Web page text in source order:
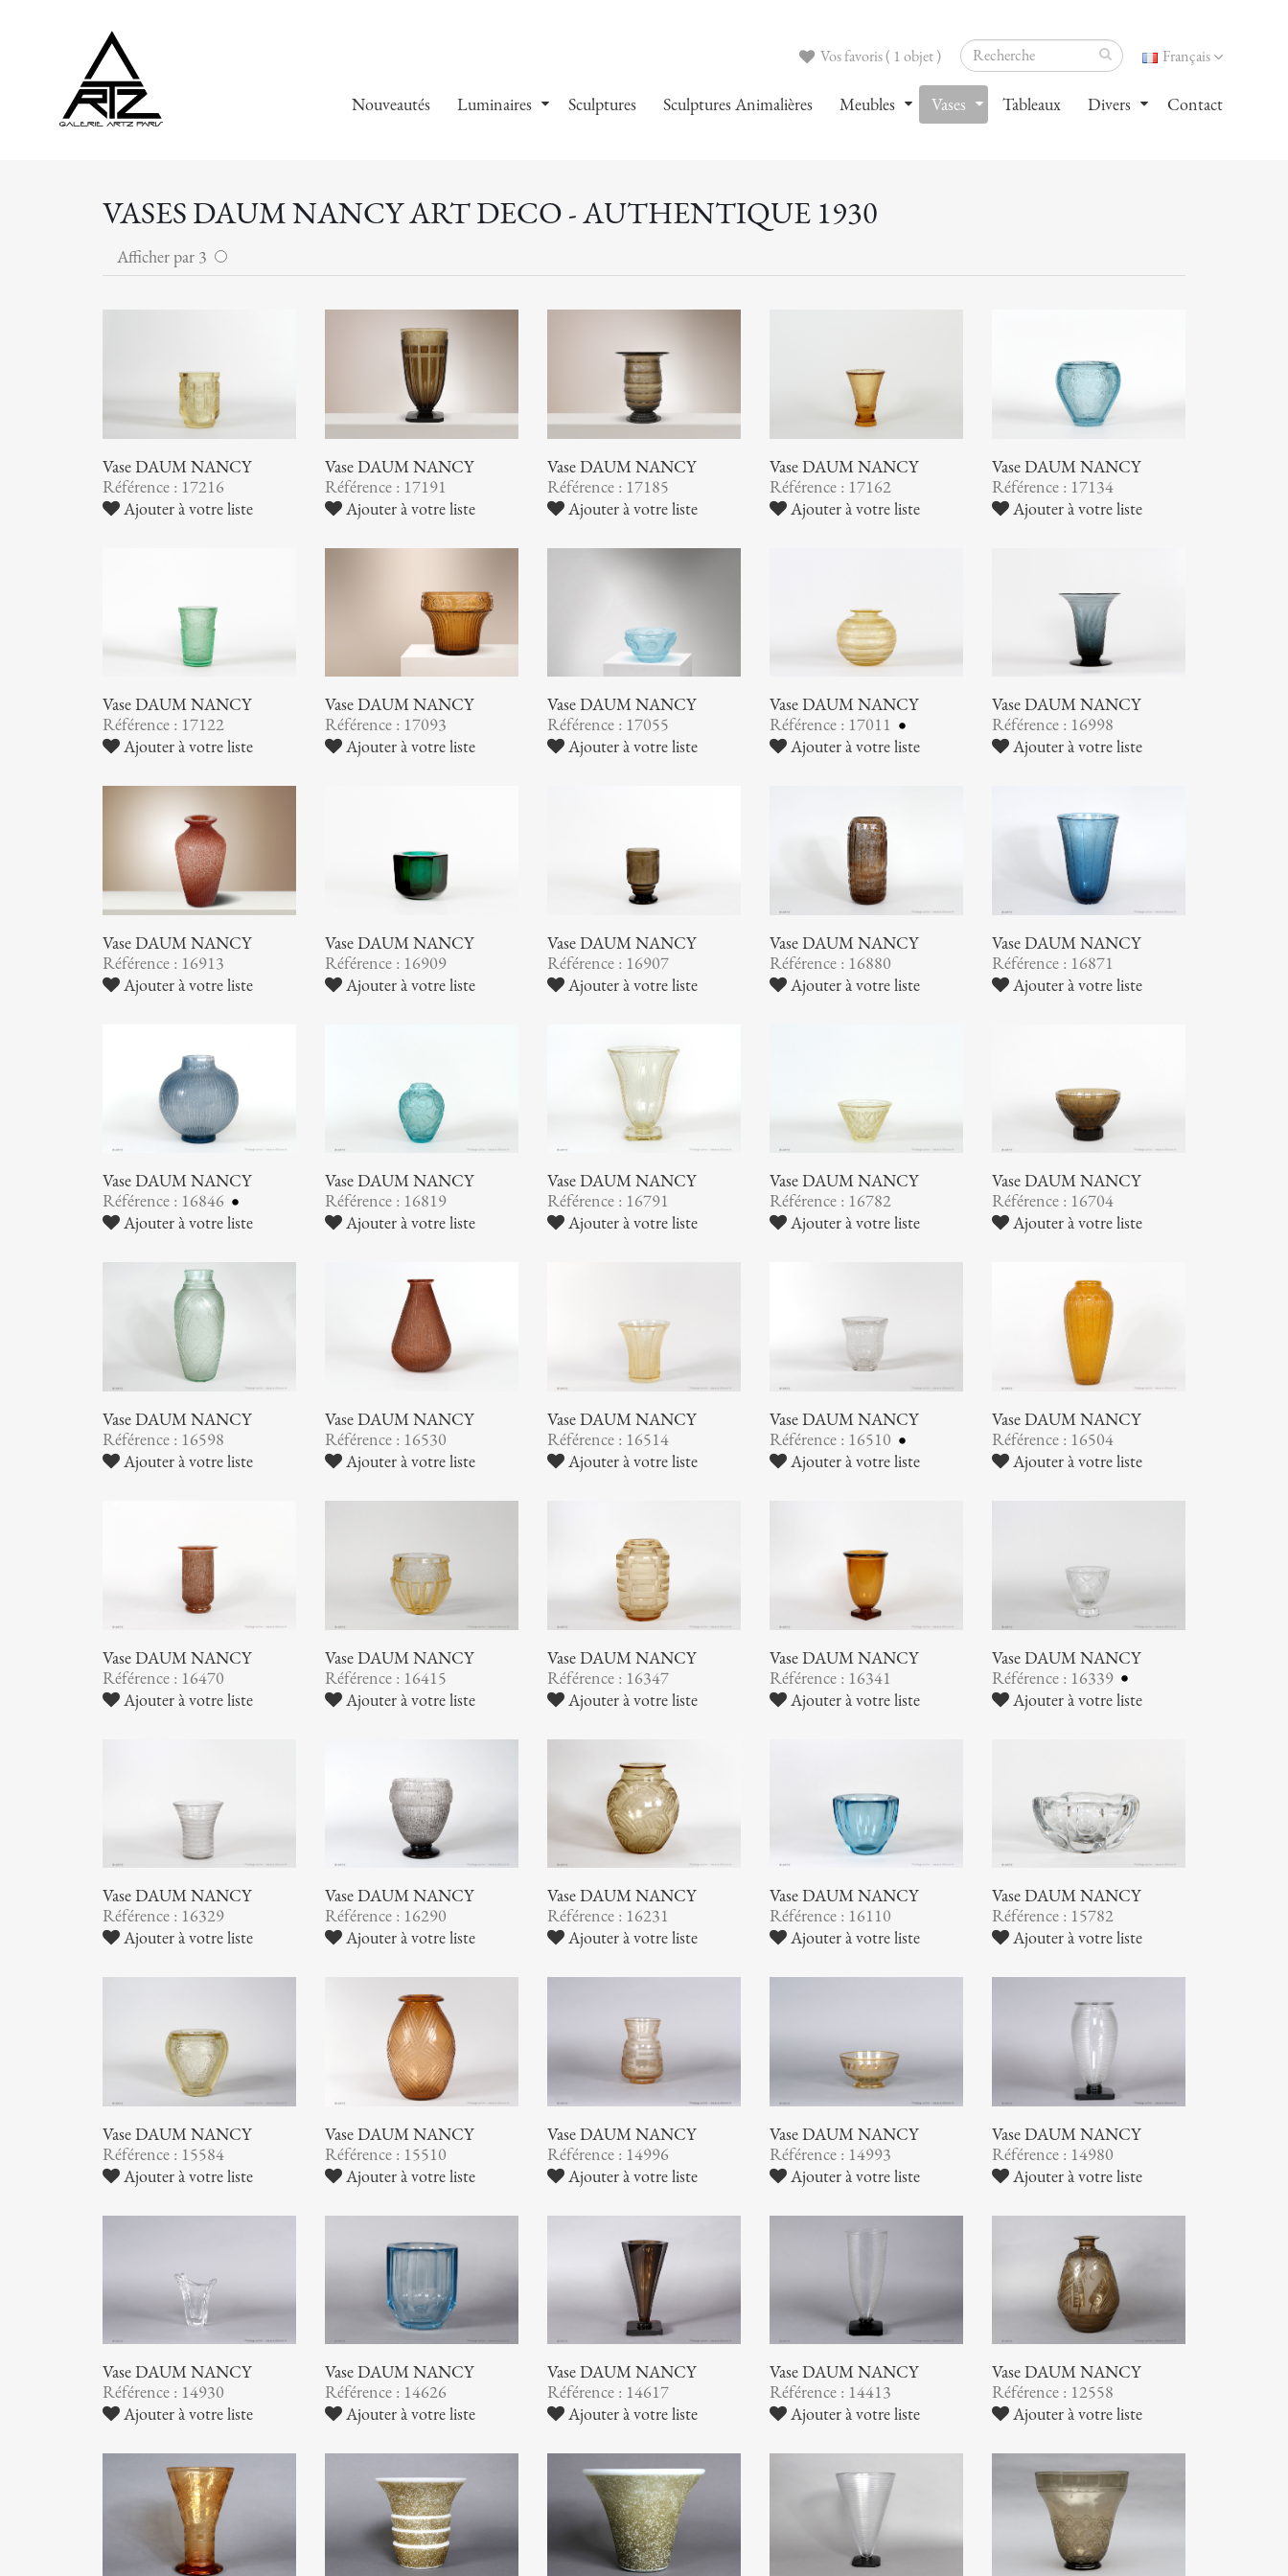
Français
Vos favoris ( 1 objet )
Nouveautés Luminaires Sculptures Sculptures Animalières Meubles Vases Tableaux Divers Contact
VASES DAUM NANCY ART DECO - AUTHENTIQUE 1930
Afficher par 3
Vase DAUM NANCY
Référence : 17216
Ajouter à votre liste
Vase DAUM NANCY
Référence : 17191
Ajouter à votre liste
Vase DAUM NANCY
Référence : 17185
Ajouter à votre liste
Vase DAUM NANCY
Référence : 17162
Ajouter à votre liste
Vase DAUM NANCY
Référence : 17134
Ajouter à votre liste
Vase DAUM NANCY
Référence : 17122
Ajouter à votre liste
Vase DAUM NANCY
Référence : 17093
Ajouter à votre liste
Vase DAUM NANCY
Référence : 17055
Ajouter à votre liste
Vase DAUM NANCY
Référence : 17011
Ajouter à votre liste
Vase DAUM NANCY
Référence : 16998
Ajouter à votre liste
Vase DAUM NANCY
Référence : 16913
Ajouter à votre liste
Vase DAUM NANCY
Référence : 16909
Ajouter à votre liste
Vase DAUM NANCY
Référence : 16907
Ajouter à votre liste
Vase DAUM NANCY
Référence : 16880
Ajouter à votre liste
Vase DAUM NANCY
Référence : 16871
Ajouter à votre liste
Vase DAUM NANCY
Référence : 16846
Ajouter à votre liste
Vase DAUM NANCY
Référence : 16819
Ajouter à votre liste
Vase DAUM NANCY
Référence : 16791
Ajouter à votre liste
Vase DAUM NANCY
Référence : 16782
Ajouter à votre liste
Vase DAUM NANCY
Référence : 16704
Ajouter à votre liste
Vase DAUM NANCY
Référence : 16598
Ajouter à votre liste
Vase DAUM NANCY
Référence : 16530
Ajouter à votre liste
Vase DAUM NANCY
Référence : 16514
Ajouter à votre liste
Vase DAUM NANCY
Référence : 16510
Ajouter à votre liste
Vase DAUM NANCY
Référence : 16504
Ajouter à votre liste
Vase DAUM NANCY
Référence : 16470
Ajouter à votre liste
Vase DAUM NANCY
Référence : 16415
Ajouter à votre liste
Vase DAUM NANCY
Référence : 16347
Ajouter à votre liste
Vase DAUM NANCY
Référence : 16341
Ajouter à votre liste
Vase DAUM NANCY
Référence : 16339
Ajouter à votre liste
Vase DAUM NANCY
Référence : 16329
Ajouter à votre liste
Vase DAUM NANCY
Référence : 16290
Ajouter à votre liste
Vase DAUM NANCY
Référence : 16231
Ajouter à votre liste
Vase DAUM NANCY
Référence : 16110
Ajouter à votre liste
Vase DAUM NANCY
Référence : 15782
Ajouter à votre liste
Vase DAUM NANCY
Référence : 15584
Ajouter à votre liste
Vase DAUM NANCY
Référence : 15510
Ajouter à votre liste
Vase DAUM NANCY
Référence : 14996
Ajouter à votre liste
Vase DAUM NANCY
Référence : 14993
Ajouter à votre liste
Vase DAUM NANCY
Référence : 14980
Ajouter à votre liste
Vase DAUM NANCY
Référence : 14930
Ajouter à votre liste
Vase DAUM NANCY
Référence : 14626
Ajouter à votre liste
Vase DAUM NANCY
Référence : 14617
Ajouter à votre liste
Vase DAUM NANCY
Référence : 14413
Ajouter à votre liste
Vase DAUM NANCY
Référence : 12558
Ajouter à votre liste